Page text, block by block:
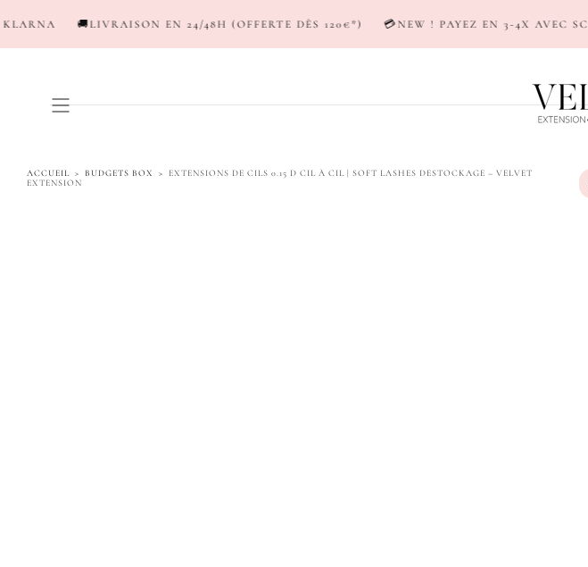
PASSER AU
EN 24/48H (OFFERTE DÈS 120€*) 💳NEW ! PAYEZ EN 3-4X AVEC SCALAPAY & KLARNA
ACCUEIL > BUDGETS BOX > EXTENSIONS DE CILS 0.15 D CIL À CIL | SOFT LASHES DESTOCKAGE – VELVET
EXTENSION